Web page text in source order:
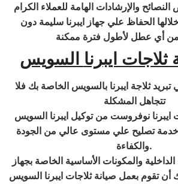
والإرشادات الهامة للعملاء الكرام
الحفاظ علي جهاز ايبرنا سليمة دون
من أي عطل لأطول فترة ممكنة
ايبرنا السويس
ثلاجة ايبرنا بالسويس الخاصة بك فلا
تتجاهل المشكلة
ايبرنا نوفروست من توكيل ايبرنا السويس
تصليح علي مستوى عالي من الجودة
والكفاءة.
والمكونات الأساسية الخاصة بجهاز
أن تقوم بعمل صيانة ثلاجات ايبرنا السويس